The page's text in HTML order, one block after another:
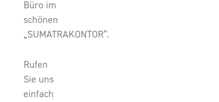
Büro im
schönen
„SUMATRAKONTOR”.
Rufen
Sie uns
einfach